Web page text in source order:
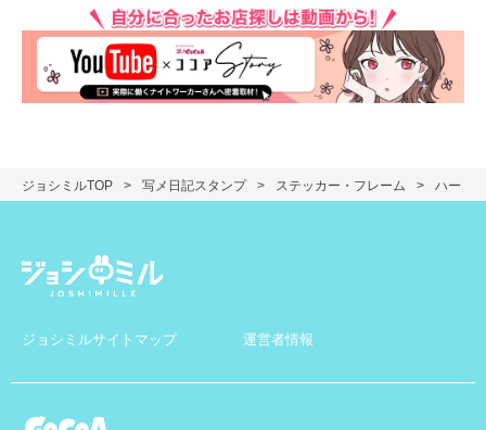
ジョシミルTOP 写メ日記スタンプ ステッカー・フレーム ハート
ジョシミルサイトマップ 運営者情報